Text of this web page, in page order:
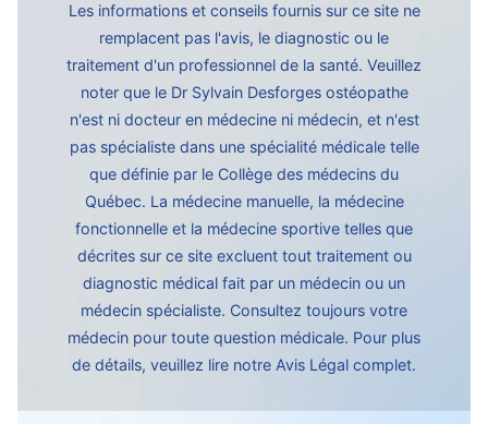
Les informations et conseils fournis sur ce site ne
remplacent pas l'avis, le diagnostic ou le
traitement d'un professionnel de la santé. Veuillez
noter que le Dr Sylvain Desforges ostéopathe
n'est ni docteur en médecine ni médecin, et n'est
pas spécialiste dans une spécialité médicale telle
que définie par le Collège des médecins du
Québec. La médecine manuelle, la médecine
fonctionnelle et la médecine sportive telles que
décrites sur ce site excluent tout traitement ou
diagnostic médical fait par un médecin ou un
médecin spécialiste. Consultez toujours votre
médecin pour toute question médicale. Pour plus
de détails, veuillez lire notre Avis Légal complet.